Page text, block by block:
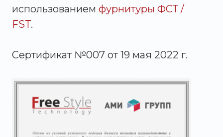
использованием фурнитуры ФСТ /
FST.
Сертификат №007 от 19 мая 2022 г.